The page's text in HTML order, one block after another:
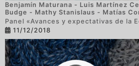
Benjamín Maturana - Luis Martínez
Budge - Mathy Stanislaus - Matías
Panel «Avances y expectativas de la
11/12/2018